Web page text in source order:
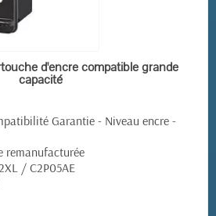
EN STOCKd'encre compatible grande
capacité
Garantie - Niveau encre -
remanufacturée
/ C2P05AE